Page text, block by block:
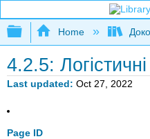
Expand/collapse
Home
4.2.5:
Last updated Oct 27, 2022
Page ID